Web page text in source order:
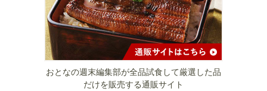
おとなの週末編集部が全品試食して厳選した品
だけを販売する通販サイト